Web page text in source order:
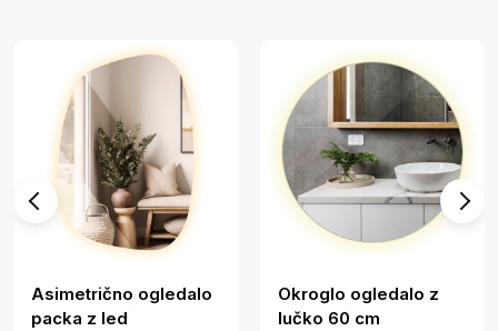
Asimetrično ogledalo
packa z led
Okroglo ogledalo z
lučko 60 cm